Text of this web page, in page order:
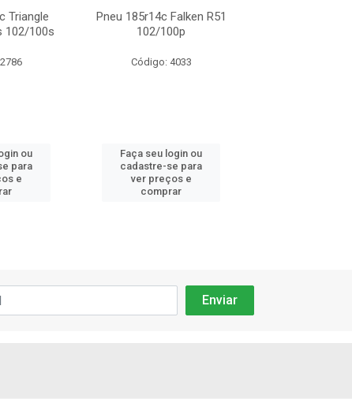
Triangle
102/100s
ou
para
e
Pneu 185r14c Falken R51
102/100p
Código: 4033
Faça seu login ou
cadastre-se para
ver preços e
comprar